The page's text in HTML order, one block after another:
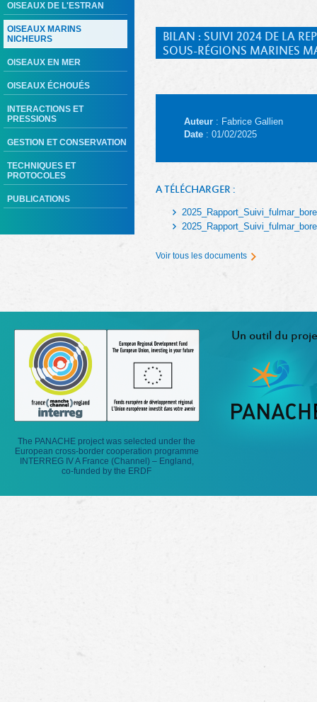
OISEAUX DE L'ESTRAN
OISEAUX MARINS
NICHEURS
OISEAUX EN MER
OISEAUX ÉCHOUÉS
INTERACTIONS ET
PRESSIONS
GESTION ET CONSERVATION
TECHNIQUES ET
PROTOCOLES
PUBLICATIONS
BILAN : SUIVI 2024 DE LA
SOUS-RÉGIONS MARINES
Auteur : Fabrice Gallien
Date : 01/02/2025
A TÉLÉCHARGER :
Voir tous les documents
The PANACHE project was selected under the
European cross-border cooperation programme
INTERREG IV A France (Channel) – England,
co-funded by the ERDF
Un outil du